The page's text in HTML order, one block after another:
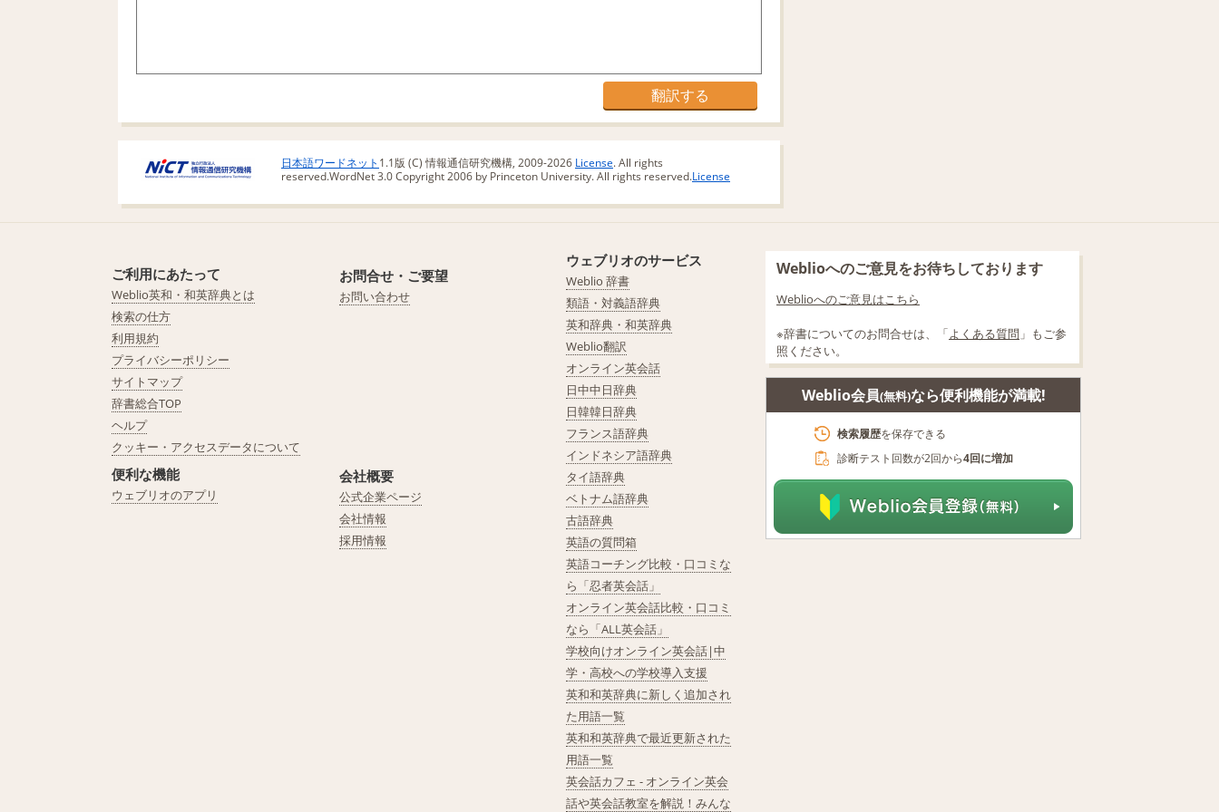
日本語ワードネット 1.1版 (C) 情報通信研究機構, 2009-2026 License. All rights
reserved.WordNet 3.0 Copyright 2006 by Princeton University. All rights reserved.License
ご利用にあたって
Weblio英和・和英辞典とは
検索の仕方
利用規約
プライバシーポリシー
サイトマップ
辞書総合TOP
ヘルプ
クッキー・アクセスデータについて
便利な機能
ウェブリオのアプリ
お問合せ・ご要望
お問い合わせ
会社概要
公式企業ページ
会社情報
採用情報
ウェブリオのサービス
Weblio 辞書
類語・対義語辞典
英和辞典・和英辞典
Weblio翻訳
オンライン英会話
日中中日辞典
日韓韓日辞典
フランス語辞典
インドネシア語辞典
タイ語辞典
ベトナム語辞典
古語辞典
英語の質問箱
英語コーチング比較・口コミな
ら「忍者英会話」
オンライン英会話比較・口コミ
なら「ALL英会話」
学校向けオンライン英会話|中
学・高校への学校導入支援
英和和英辞典に新しく追加され
た用語一覧
英和和英辞典で最近更新された
用語一覧
英会話カフェ - オンライン英会
話や英会話教室を解説！みんな
Weblioへのご意見をお待ちしております
Weblioへのご意見はこちら
※辞書についてのお問合せは、「よくある質問 」もご参
照ください。
Weblio会員(無料)なら便利機能が満載!
検索履歴を保存できる
診断テスト回数が2回から4回に増加